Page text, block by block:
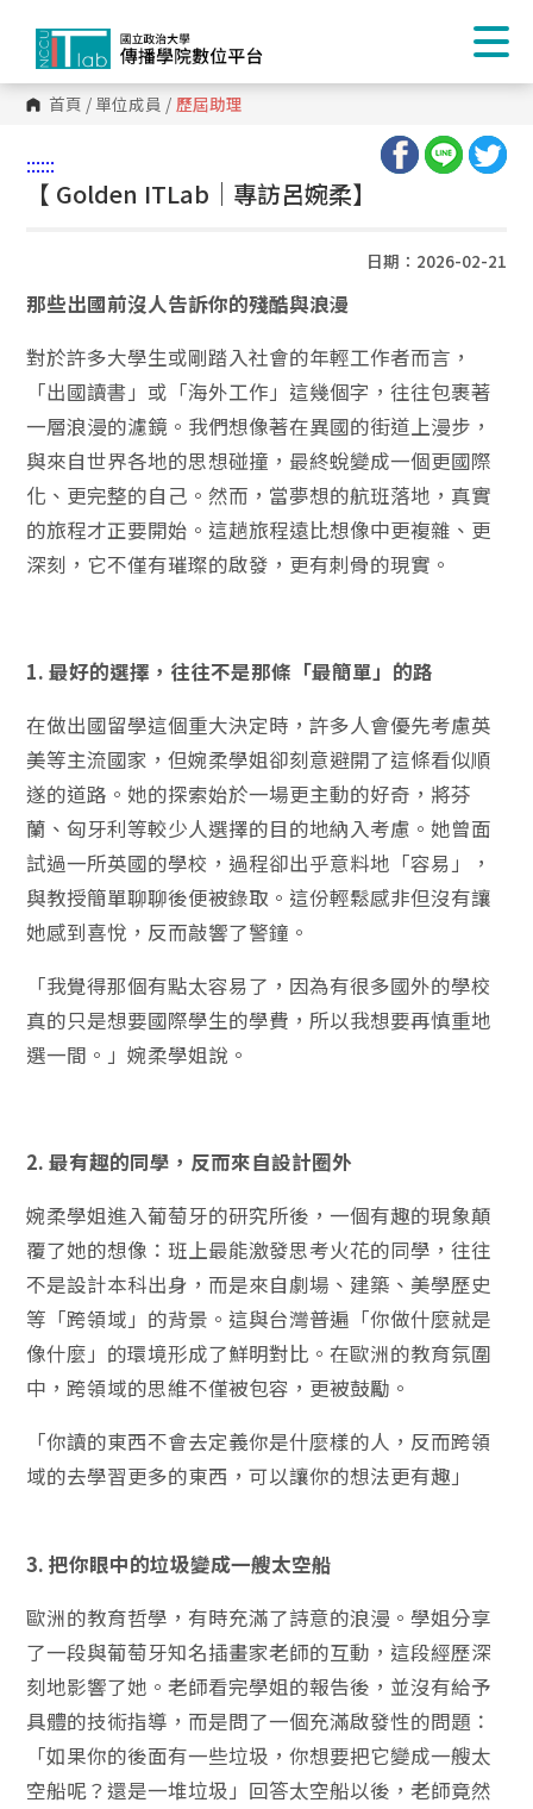
首頁 /單位成員 / 歷屆助理
::::::
【 Golden ITLab｜專訪呂婉柔】
日期：2026-02-21
那些出國前沒人告訴你的殘酷與浪漫
對於許多大學生或剛踏入社會的年輕工作者而言，
「出國讀書」或「海外工作」這幾個字，往往包裹著
一層浪漫的濾鏡。我們想像著在異國的街道上漫步，
與來自世界各地的思想碰撞，最終蛻變成一個更國際
化、更完整的自己。然而，當夢想的航班落地，真實
的旅程才正要開始。這趟旅程遠比想像中更複雜、更
深刻，它不僅有璀璨的啟發，更有刺骨的現實。
1. 最好的選擇，往往不是那條「最簡單」的路
在做出國留學這個重大決定時，許多人會優先考慮英
美等主流國家，但婉柔學姐卻刻意避開了這條看似順
遂的道路。她的探索始於一場更主動的好奇，將芬
蘭、匈牙利等較少人選擇的目的地納入考慮。她曾面
試過一所英國的學校，過程卻出乎意料地「容易」，
與教授簡單聊聊後便被錄取。這份輕鬆感非但沒有讓
她感到喜悅，反而敲響了警鐘。
「我覺得那個有點太容易了，因為有很多國外的學校
真的只是想要國際學生的學費，所以我想要再慎重地
選一間。」婉柔學姐說。
2. 最有趣的同學，反而來自設計圈外
婉柔學姐進入葡萄牙的研究所後，一個有趣的現象顛
覆了她的想像：班上最能激發思考火花的同學，往往
不是設計本科出身，而是來自劇場、建築、美學歷史
等「跨領域」的背景。這與台灣普遍「你做什麼就是
像什麼」的環境形成了鮮明對比。在歐洲的教育氛圍
中，跨領域的思維不僅被包容，更被鼓勵。
「你讀的東西不會去定義你是什麼樣的人，反而跨領
域的去學習更多的東西，可以讓你的想法更有趣」
3. 把你眼中的垃圾變成一艘太空船
歐洲的教育哲學，有時充滿了詩意的浪漫。學姐分享
了一段與葡萄牙知名插畫家老師的互動，這段經歷深
刻地影響了她。老師看完學姐的報告後，並沒有給予
具體的技術指導，而是問了一個充滿啟發性的問題：
「如果你的後面有一些垃圾，你想要把它變成一艘太
空船呢？還是一堆垃圾」回答太空船以後，老師竟然